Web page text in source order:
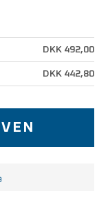
DKK 492,00
DKK 442,80